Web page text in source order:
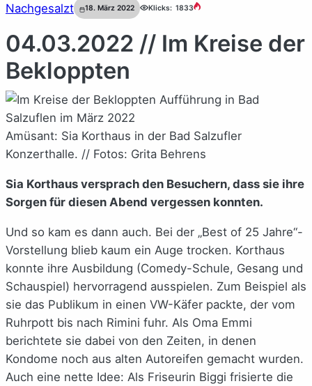
Nachgesalzt 18. März 2022 Klicks: 1833
04.03.2022 // Im Kreise der
Bekloppten
Amüsant: Sia Korthaus in der Bad Salzufler
Konzerthalle. // Fotos: Grita Behrens
Sia Korthaus versprach den Besuchern, dass sie ihre
Sorgen für diesen Abend vergessen konnten.
Und so kam es dann auch. Bei der „Best of 25 Jahre“-
Vorstellung blieb kaum ein Auge trocken. Korthaus
konnte ihre Ausbildung (Comedy-Schule, Gesang und
Schauspiel) hervorragend ausspielen. Zum Beispiel als
sie das Publikum in einen VW-Käfer packte, der vom
Ruhrpott bis nach Rimini fuhr. Als Oma Emmi
berichtete sie dabei von den Zeiten, in denen
Kondome noch aus alten Autoreifen gemacht wurden.
Auch eine nette Idee: Als Friseurin Biggi frisierte die